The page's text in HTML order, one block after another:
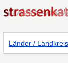
Länder / Landkreis